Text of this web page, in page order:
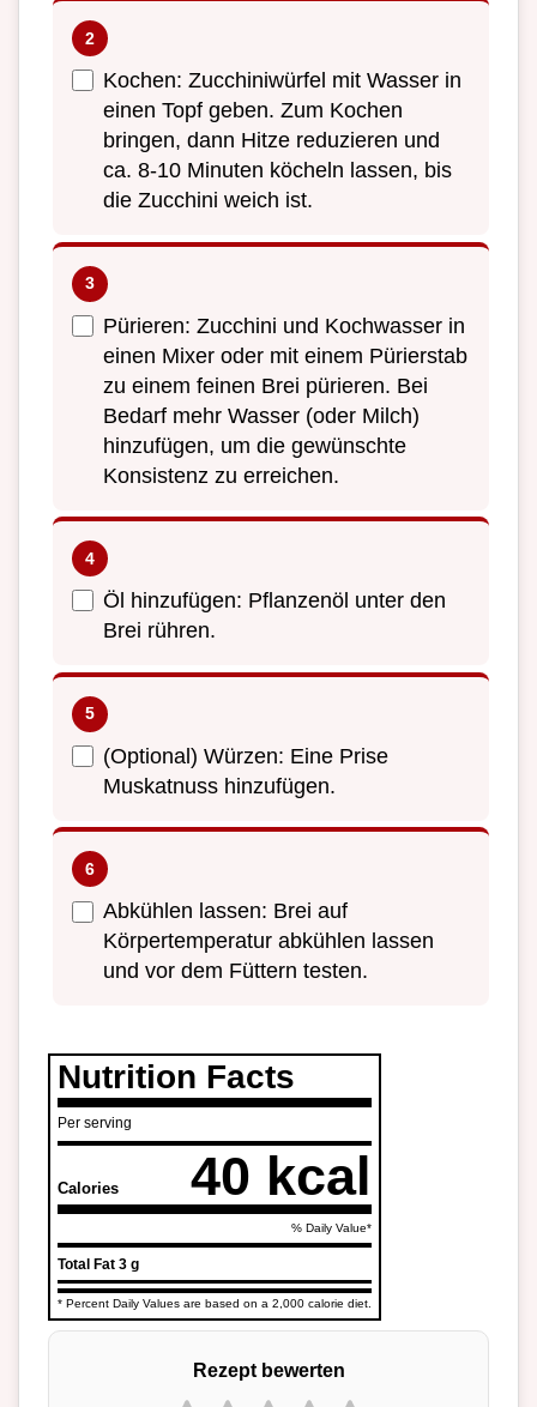
Kochen: Zucchiniwürfel mit Wasser in
einen Topf geben. Zum Kochen
bringen, dann Hitze reduzieren und
ca. 8-10 Minuten köcheln lassen, bis
die Zucchini weich ist.
Pürieren: Zucchini und Kochwasser in
einen Mixer oder mit einem Pürierstab
zu einem feinen Brei pürieren. Bei
Bedarf mehr Wasser (oder Milch)
hinzufügen, um die gewünschte
Konsistenz zu erreichen.
Öl hinzufügen: Pflanzenöl unter den
Brei rühren.
(Optional) Würzen: Eine Prise
Muskatnuss hinzufügen.
Abkühlen lassen: Brei auf
Körpertemperatur abkühlen lassen
und vor dem Füttern testen.
Nutrition Facts
Per serving
Calories 40 kcal
% Daily Value*
Total Fat 3 g
* Percent Daily Values are based on a 2,000 calorie diet.
Rezept bewerten